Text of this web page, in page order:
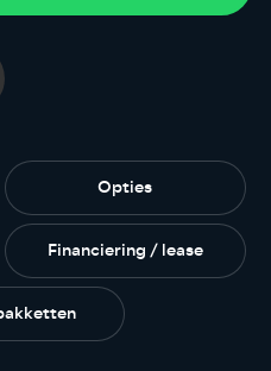
Opties
Financiering / lease